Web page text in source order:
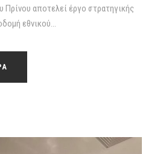
Πρίνου αποτελεί έργο στρατηγικής
εθνικού...